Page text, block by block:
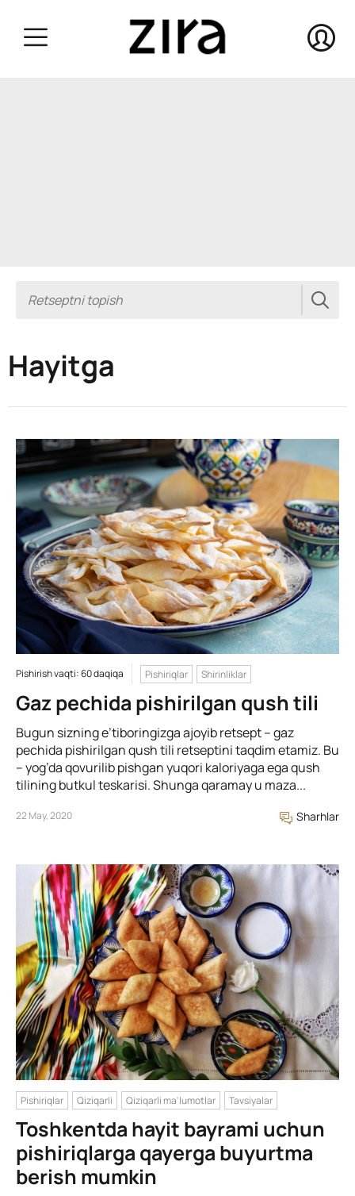
Hayitga
Pishirish vaqti: 60 daqiqa Pishiriqlar Shirinliklar
Gaz pechida pishirilgan qush tili
Bugun sizning e’tiboringizga ajoyib retsept – gaz
pechida pishirilgan qush tili retseptini taqdim etamiz. Bu
– yog’da qovurilib pishgan yuqori kaloriyaga ega qush
tilining butkul teskarisi. Shunga qaramay u maza...
22 May, 2020 Sharhlar
Pishiriqlar Qiziqarli Qiziqarli ma'lumotlar Tavsiyalar
Toshkentda hayit bayrami uchun
pishiriqlarga qayerga buyurtma
berish mumkin